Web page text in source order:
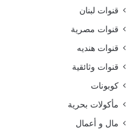
قنوات لبنان
قنوات مصرية
قنوات هنديه
قنوات وثائقية
كوبونات
مأكولات بحرية
مال و أعمال